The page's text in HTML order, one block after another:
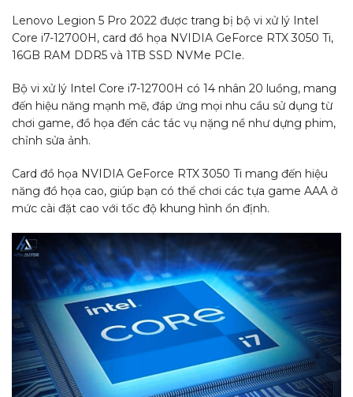
Lenovo Legion 5 Pro 2022 được trang bị bộ vi xử lý Intel
Core i7-12700H, card đồ họa NVIDIA GeForce RTX 3050 Ti,
16GB RAM DDR5 và 1TB SSD NVMe PCIe.
Bộ vi xử lý Intel Core i7-12700H có 14 nhân 20 luồng, mang
đến hiệu năng mạnh mẽ, đáp ứng mọi nhu cầu sử dụng từ
chơi game, đồ họa đến các tác vụ nặng nề như dựng phim,
chỉnh sửa ảnh.
Card đồ họa NVIDIA GeForce RTX 3050 Ti mang đến hiệu
năng đồ họa cao, giúp bạn có thể chơi các tựa game AAA ở
mức cài đặt cao với tốc độ khung hình ổn định.